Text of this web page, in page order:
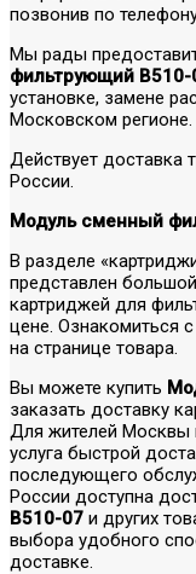
позвонив по
Мы рады
фильтрующий В510-
установке, замене
Московском регионе.
Действует доставка
России.
Модуль сменный
В разделе
представлен
картриджей для
цене. Ознакомиться
на странице товара.
Вы можете купить
заказать доставку
Для жителей Москвы
услуга быстрой
последующего
России доступна
В510-07 и других
выбора удобного
доставке.